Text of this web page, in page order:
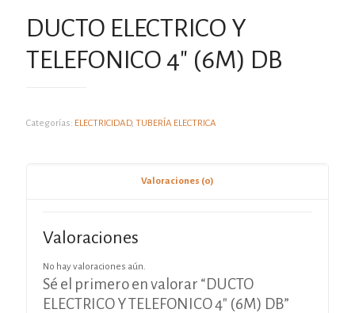
DUCTO ELECTRICO Y
TELEFONICO 4″ (6M) DB
Categorías: ELECTRICIDAD, TUBERÍA ELECTRICA
Valoraciones (0)
Valoraciones
No hay valoraciones aún.
Sé el primero en valorar “DUCTO
ELECTRICO Y TELEFONICO 4″ (6M) DB”